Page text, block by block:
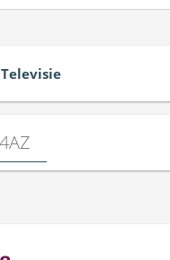
Televisie